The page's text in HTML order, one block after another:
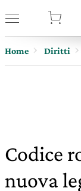
Home Diritti
Codice
nuova